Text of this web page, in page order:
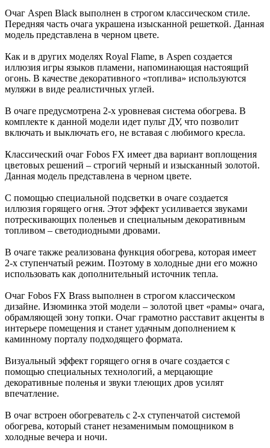
Очаг Aspen Black выполнен в строгом классическом стиле.
Передняя часть очага украшена изысканной решеткой. Данная
модель представлена в черном цвете.
Как и в других моделях Royal Flame, в Aspen создается
иллюзия игры языков пламени, напоминающая настоящий
огонь. В качестве декоративного «топлива» используются
муляжи в виде реалистичных углей.
В очаге предусмотрена 2-х уровневая система обогрева. В
комплекте к данной модели идет пульт ДУ, что позволит
включать и выключать его, не вставая с любимого кресла.
Классический очаг Fobos FX имеет два вариант воплощения
цветовых решений – строгий черный и изысканный золотой.
Данная модель представлена в черном цвете.
С помощью специальной подсветки в очаге создается
иллюзия горящего огня. Этот эффект усиливается звуками
потрескивающих поленьев и специальным декоративным
топливом – светодиодными дровами.
В очаге также реализована функция обогрева, которая имеет
2-х ступенчатый режим. Поэтому в холодные дни его можно
использовать как дополнительный источник тепла.
Очаг Fobos FX Brass выполнен в строгом классическом
дизайне. Изюминка этой модели – золотой цвет «рамы» очага,
обрамляющей зону топки. Очаг грамотно расставит акценты в
интерьере помещения и станет удачным дополнением к
каминному порталу подходящего формата.
Визуальный эффект горящего огня в очаге создается с
помощью специальных технологий, а мерцающие
декоративные поленья и звуки тлеющих дров усилят
впечатление.
В очаг встроен обогреватель с 2-х ступенчатой системой
обогрева, который станет незаменимым помощником в
холодные вечера и ночи.